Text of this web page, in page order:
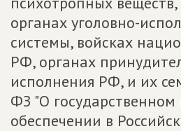
органах уголовно-
системы, войсках
РФ, органах
исполнения РФ, и их
ФЗ "О
обеспечении в